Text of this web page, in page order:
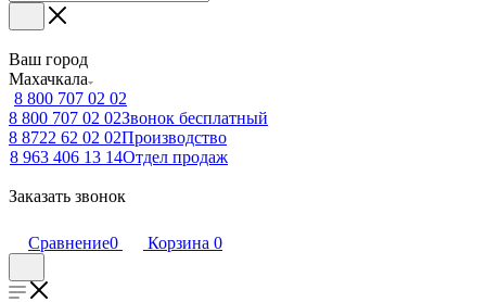
Ваш город
Махачкала
8 800 707 02 02
8 800 707 02 02Звонок бесплатный
8 8722 62 02 02Производство
8 963 406 13 14Отдел продаж
Заказать звонок
Сравнение0 Корзина 0